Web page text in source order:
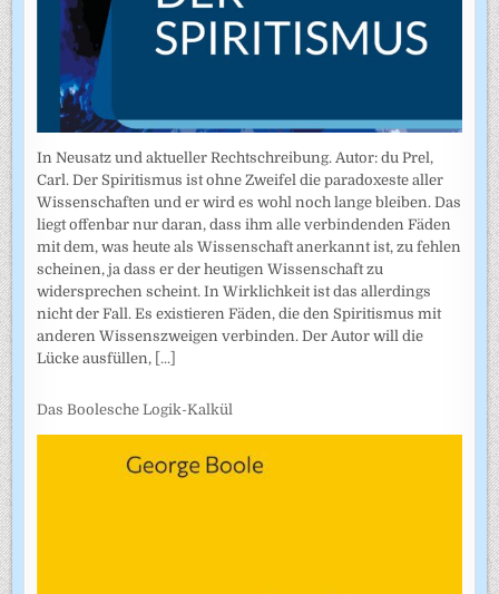
In Neusatz und aktueller Rechtschreibung. Autor: du Prel,
Carl. Der Spiritismus ist ohne Zweifel die paradoxeste aller
Wissenschaften und er wird es wohl noch lange bleiben. Das
liegt offenbar nur daran, dass ihm alle verbindenden Fäden
mit dem, was heute als Wissenschaft anerkannt ist, zu fehlen
scheinen, ja dass er der heutigen Wissenschaft zu
widersprechen scheint. In Wirklichkeit ist das allerdings
nicht der Fall. Es existieren Fäden, die den Spiritismus mit
anderen Wissenszweigen verbinden. Der Autor will die
Lücke ausfüllen, [...]
Das Boolesche Logik-Kalkül